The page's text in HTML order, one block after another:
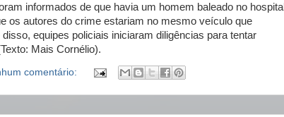
informados de que havia um homem baleado no hospital
os autores do crime estariam no mesmo veículo que
equipes policiais iniciaram diligências para tentar
Mais Cornélio).
comentário: